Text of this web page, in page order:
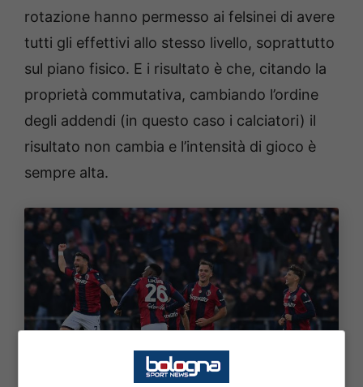
rotazione hanno permesso ai felsinei di avere
tutti gli effettivi allo stesso livello, soprattutto
sul piano fisico. E i risultato è che, citando la
proprietà commutativa, cambiando l’ordine
degli addendi (in questo caso i calciatori) il
risultato non cambia e l’intensità di gioco è
sempre alta.
Il record del Bologna di Italiano: nessuno ha fatto